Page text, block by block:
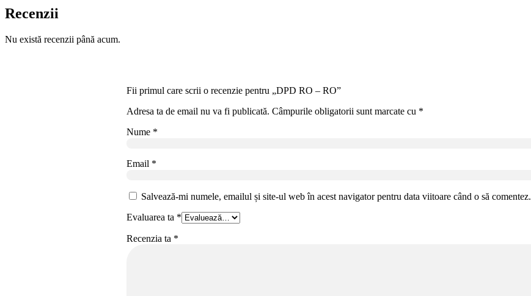
Recenzii
Nu există recenzii până acum.
Fii primul care scrii o recenzie pentru „DPD RO – RO”
Adresa ta de email nu va fi publicată. Câmpurile obligatorii sunt marcate cu *
Nume *
Email *
Salvează-mi numele, emailul și site-ul web în acest navigator pentru data viitoare când o să comentez.
Evaluarea ta *
Recenzia ta *